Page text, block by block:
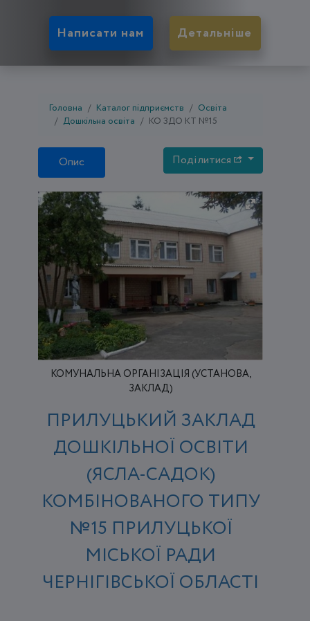
Написати нам Детальніше
Головна Каталог підприємств
Освіта
Дошкільна освіта
КО ЗДО КТ №15
Опис Поділитися
КОМУНАЛЬНА ОРГАНІЗАЦІЯ (УСТАНОВА,
ЗАКЛАД)
ПРИЛУЦЬКИЙ ЗАКЛАД
ДОШКІЛЬНОЇ ОСВІТИ
(ЯСЛА-САДОК)
КОМБІНОВАНОГО ТИПУ
№15 ПРИЛУЦЬКОЇ
МІСЬКОЇ РАДИ
ЧЕРНІГІВСЬКОЇ ОБЛАСТІ